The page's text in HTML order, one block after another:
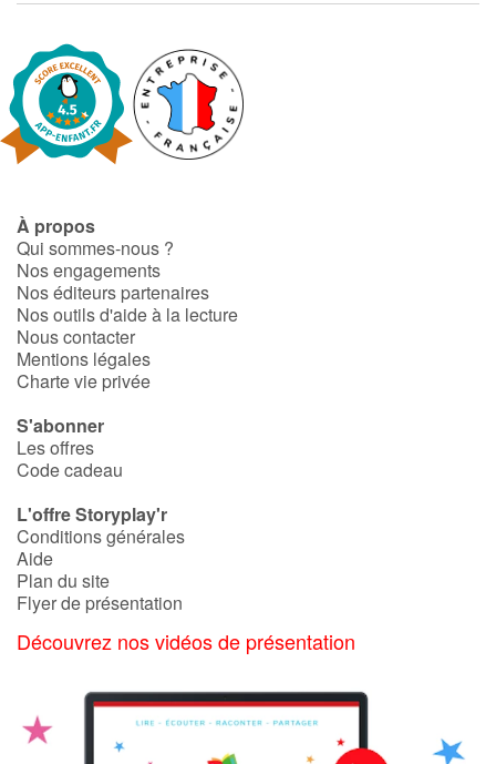
À propos
Qui sommes-nous ?
Nos engagements
Nos éditeurs partenaires
Nos outils d'aide à la lecture
Nous contacter
Mentions légales
Charte vie privée
S'abonner
Les offres
Code cadeau
L'offre Storyplay'r
Conditions générales
Aide
Plan du site
Flyer de présentation
Découvrez nos vidéos de présentation